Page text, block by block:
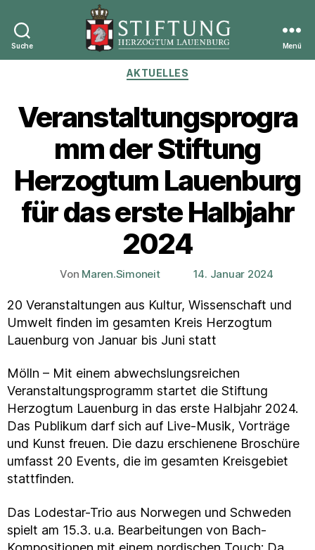
Suche
Stiftung
Herzogtum
Menü
Kategorien
AKTUELLES
Veranstaltungsprogra
mm der Stiftung
Herzogtum Lauenburg
für das erste Halbjahr
2024
Beitragsautor
Von Maren.Simoneit Veröffentlichungsdatum
14. Januar 2024
20 Veranstaltungen aus Kultur, Wissenschaft und
Umwelt finden im gesamten Kreis Herzogtum
Lauenburg von Januar bis Juni statt
Mölln – Mit einem abwechslungsreichen
Veranstaltungsprogramm startet die Stiftung
Herzogtum Lauenburg in das erste Halbjahr 2024.
Das Publikum darf sich auf Live-Musik, Vorträge
und Kunst freuen. Die dazu erschienene Broschüre
umfasst 20 Events, die im gesamten Kreisgebiet
stattfinden.
Das Lodestar-Trio aus Norwegen und Schweden
spielt am 15.3. u.a. Bearbeitungen von Bach-